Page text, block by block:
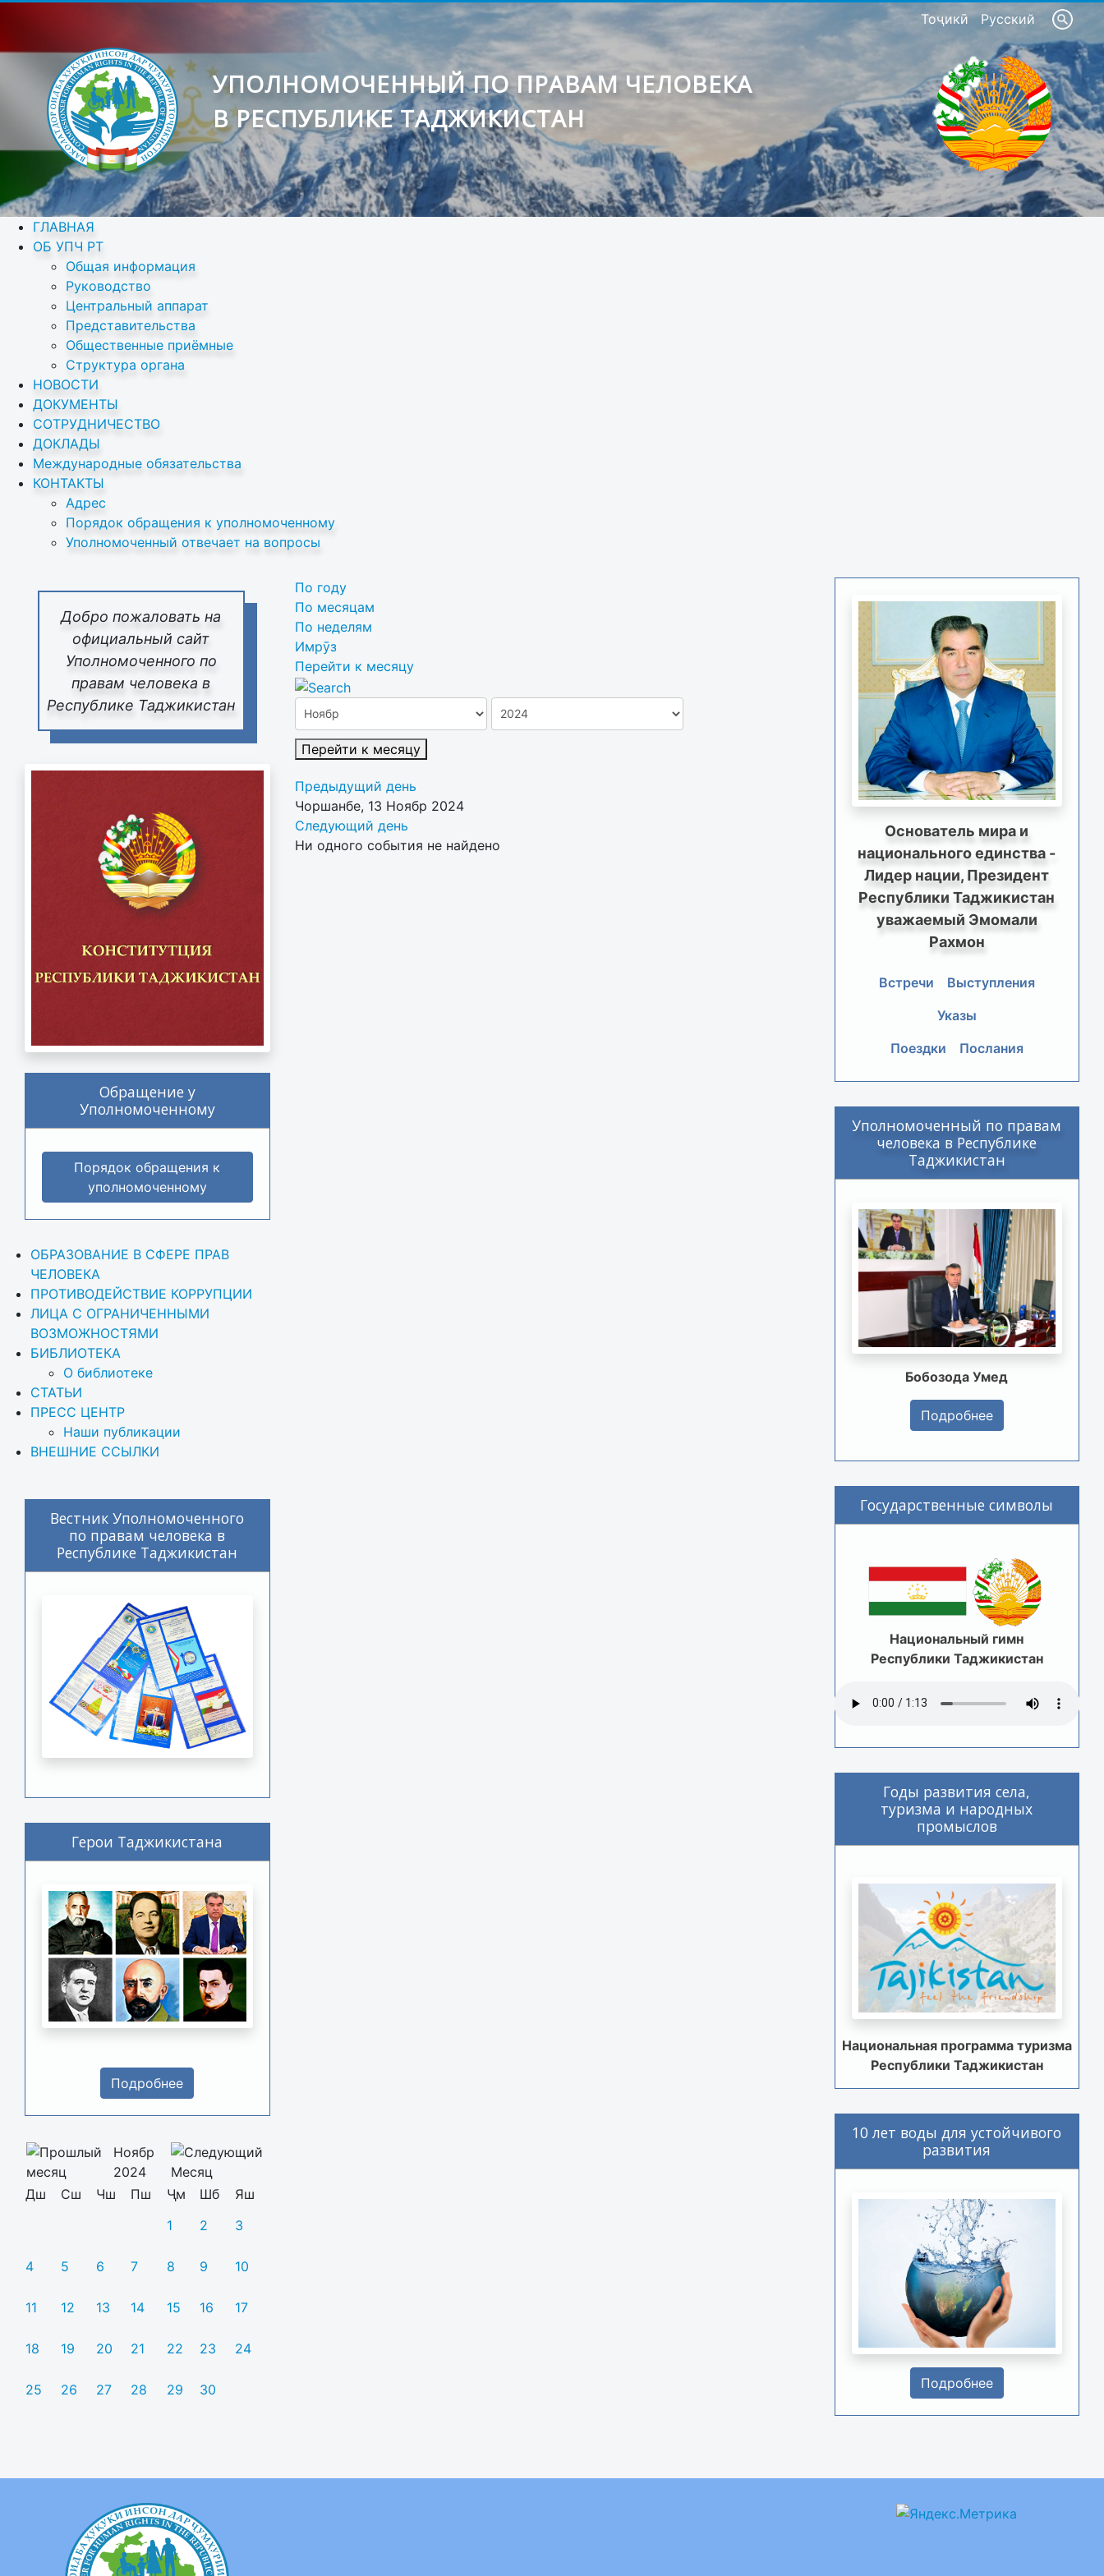
Тоҷикӣ Русский
УПОЛНОМОЧЕННЫЙ ПО ПРАВАМ ЧЕЛОВЕКА
В РЕСПУБЛИКЕ ТАДЖИКИСТАН
ГЛАВНАЯ
ОБ УПЧ РТ
Общая информация
Руководство
Центральный аппарат
Представительства
Общественные приёмные
Структура органа
НОВОСТИ
ДОКУМЕНТЫ
СОТРУДНИЧЕСТВО
ДОКЛАДЫ
Международные обязательства
КОНТАКТЫ
Адрес
Порядок обращения к уполномоченному
Уполномоченный отвечает на вопросы
Добро пожаловать на
официальный сайт
Уполномоченного по
правам человека в
Республике Таджикистан
Обращение у
Уполномоченному
Порядок обращения к
уполномоченному
ОБРАЗОВАНИЕ В СФЕРЕ ПРАВ
ЧЕЛОВЕКА
ПРОТИВОДЕЙСТВИЕ КОРРУПЦИИ
ЛИЦА С ОГРАНИЧЕННЫМИ
ВОЗМОЖНОСТЯМИ
БИБЛИОТЕКА
О библиотеке
СТАТЬИ
ПРЕСС ЦЕНТР
Наши публикации
ВНЕШНИЕ ССЫЛКИ
Вестник Уполномоченного
по правам человека в
Республике Таджикистан
Герои Таджикистана
Подробнее
Ноябр
2024
Дш
Сш Чш Пш Ҷм Шб
Яш
1
2 3
4 5 6 7 8 9 10
11 12 13 14 15 16 17
18 19 20 21 22 23 24
25 26 27 28 29 30
По году
По месяцам
По неделям
Имрӯз
Перейти к месяцу
Перейти к месяцу
Предыдущий день
Чоршанбе, 13 Ноябр 2024
Следующий день
Ни одного события не найдено
Основатель мира и
национального единства -
Лидер нации, Президент
Республики Таджикистан
уважаемый Эмомали
Рахмон
Встречи
Выступления
Указы
Поездки
Послания
Уполномоченный по правам
человека в Республике
Таджикистан
Бобозода Умед
Подробнее
Государственные символы
Национальный гимн
Республики Таджикистан
Годы развития села,
туризма и народных
промыслов
Национальная программа туризма
Республики Таджикистан
10 лет воды для устойчивого
развития
Подробнее